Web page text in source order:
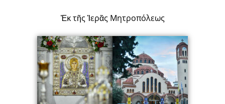
Ἐκ τῆς Ἱερᾶς Μητροπόλεως